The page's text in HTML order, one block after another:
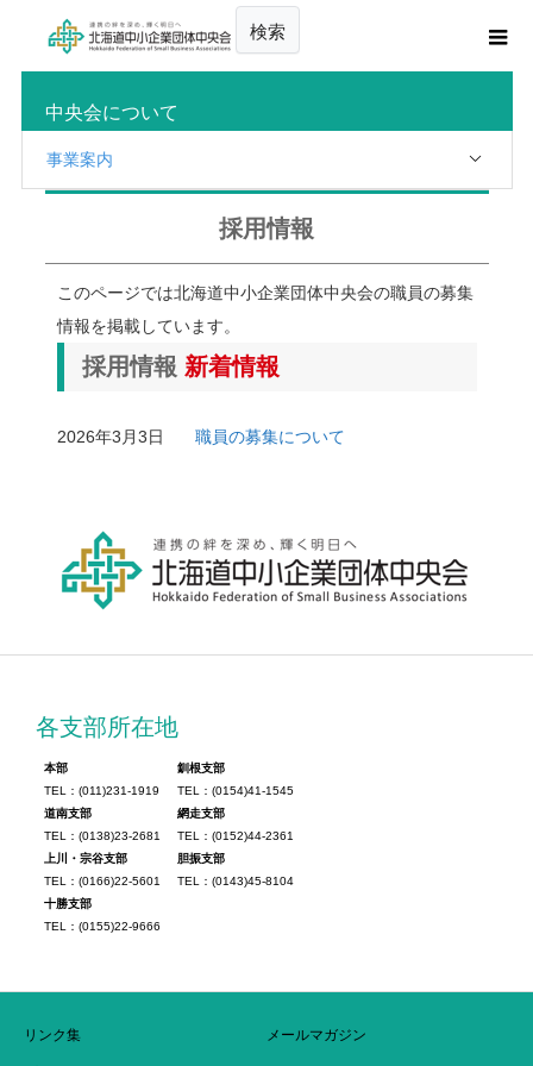
検索
中央会について
事業案内
採用情報
このページでは北海道中小企業団体中央会の職員の募集
情報を掲載しています。
採用情報 新着情報
2026年3月3日 職員の募集について
各支部所在地
本部
TEL：(011)231-1919
道南支部
TEL：(0138)23-2681
上川・宗谷支部
TEL：(0166)22-5601
十勝支部
TEL：(0155)22-9666
釧根支部
TEL：(0154)41-1545
網走支部
TEL：(0152)44-2361
胆振支部
TEL：(0143)45-8104
リンク集 メールマガジン